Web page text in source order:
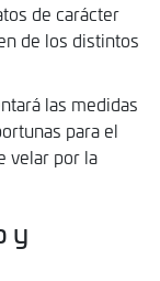
de carácter
de los distintos
las medidas
para el
velar por la
y